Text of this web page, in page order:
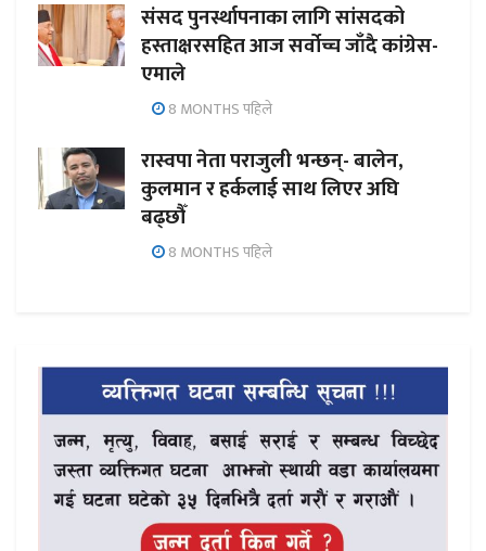
संसद पुनर्स्थापनाका लागि सांसदको
हस्ताक्षरसहित आज सर्वोच्च जाँदै कांग्रेस-
एमाले
8 MONTHS पहिले
रास्वपा नेता पराजुली भन्छन्- बालेन,
कुलमान र हर्कलाई साथ लिएर अघि
बढ्छौँ
8 MONTHS पहिले